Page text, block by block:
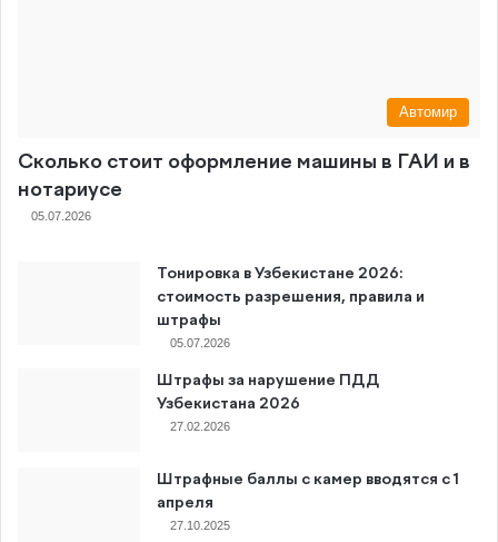
Автомир
Сколько стоит оформление машины в ГАИ и в
нотариусе
05.07.2026
Тонировка в Узбекистане 2026:
стоимость разрешения, правила и
штрафы
05.07.2026
Штрафы за нарушение ПДД
Узбекистана 2026
27.02.2026
Штрафные баллы с камер вводятся с 1
апреля
27.10.2025